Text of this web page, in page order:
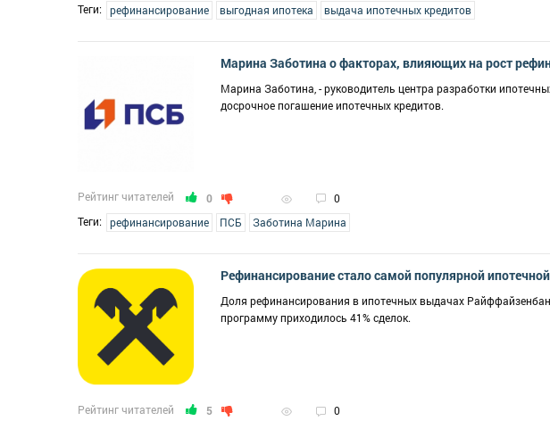
Теги:
рефинансирование выгодная ипотека выдача ипотечных кредитов
Марина Заботина о факторах, влияющих на рост
Марина Заботина, - руководитель центра разработки
досрочное погашение ипотечных кредитов.
Рейтинг читателей 0 0
Теги:
рефинансирование ПСБ Заботина Марина
Рефинансирование стало самой популярной
Доля рефинансирования в ипотечных выдачах
программу приходилось 41% сделок.
Рейтинг читателей 5 0